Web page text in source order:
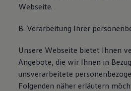
Webseite.
B. Verarbeitung Ihrer
Unsere Webseite bietet Ihnen
Angebote, die wir Ihnen in
unsverarbeitete
Folgenden näher erläutern